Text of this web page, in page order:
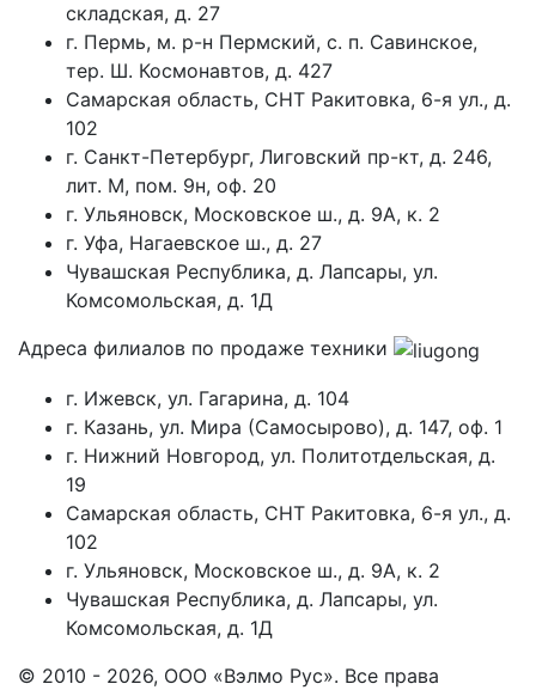
складская, д. 27
г. Пермь, м. р-н Пермский, с. п. Савинское,
тер. Ш. Космонавтов, д. 427
Самарская область, СНТ Ракитовка, 6-я ул., д.
102
г. Санкт-Петербург, Лиговский пр-кт, д. 246,
лит. М, пом. 9н, оф. 20
г. Ульяновск, Московское ш., д. 9А, к. 2
г. Уфа, Нагаевское ш., д. 27
Чувашская Республика, д. Лапсары, ул.
Комсомольская, д. 1Д
Адреса филиалов по продаже техники
г. Ижевск, ул. Гагарина, д. 104
г. Казань, ул. Мира (Самосырово), д. 147, оф. 1
г. Нижний Новгород, ул. Политотдельская, д.
19
Самарская область, СНТ Ракитовка, 6-я ул., д.
102
г. Ульяновск, Московское ш., д. 9А, к. 2
Чувашская Республика, д. Лапсары, ул.
Комсомольская, д. 1Д
© 2010 - 2026, ООО «Вэлмо Рус». Все права